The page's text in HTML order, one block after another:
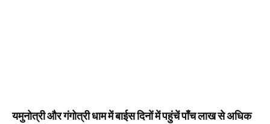
यमुनोत्री और गंगोत्री धाम में बाईस दिनों में पहुंचें पॉंच लाख से अधिक